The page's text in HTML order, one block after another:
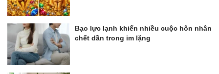
Bạo lực lạnh khiến nhiều cuộc hôn nhân
chết dần trong im lặng